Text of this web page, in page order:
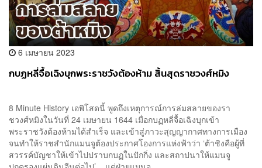
6 เมษายน 2023
กบฏหลี่จื้อเฉิงบุกพระราชวังต้องห้าม สิ้นสุดราชวงศ์หมิง
8 Minute History เอพิโสดนี้ พูดถึงเหตุการณ์การล่มสลายของรา
ชวงศ์หมิงในวันที่ 24 เมษายน 1644 เมื่อกบฏหลี่จื้อเฉิงบุกเข้า
พระราชวังต้องห้ามได้สำเร็จ และเข้าสู่ภาวะสุญญากาศทางการเมือง
จนทำให้ราชสำนักแมนจูต้องประกาศโองการแห่งฟ้าว่า ‘ต้าชิงคือผู้ที่
สวรรค์บัญชาให้เข้าไปปราบกบฏในปักกิ่ง และสถาปนาให้แมนจู